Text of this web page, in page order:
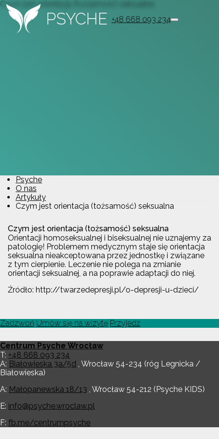
PSYCHE +48 668 093 234
Czym jest orientacja (tożsamość) seksualna
Psyche
O nas
Artykuły
Czym jest orientacja (tożsamość) seksualna
Czym jest orientacja (tożsamość) seksualna
Orientacji homoseksualnej i biseksualnej nie uznajemy za
patologię! Problemem medycznym staje się orientacja
seksualna nieakceptowana przez jednostkę i związane
z tym cierpienie. Leczenie nie polega na zmianie
orientacji seksualnej, a na poprawie adaptacji do niej.
Źródło: http://twarzedepresji.pl/o-depresji-u-dzieci/
Zadzwoń Umów się na wizytę Przyjedź
Centrum Psyche Wrocław
T: +48 668 093 234
A: Białowieska 3a/5d , Wrocław 54-234 (róg Legnicka /
Białowieska)
A: Małopanewska 18/13 , Wrocław 54-212 (Psyche KIDS)
E: info@psyche.wroclaw.pl
F: fb.me/centrumpsyche